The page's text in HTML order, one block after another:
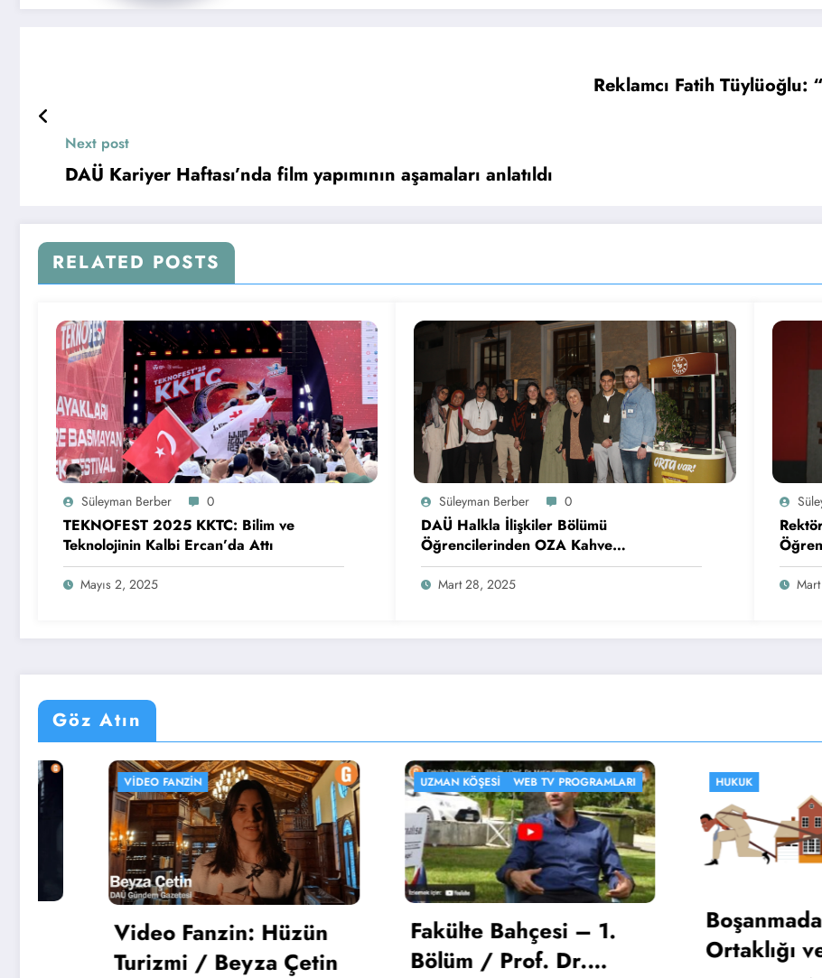
Reklamcı Fatih Tüylüoğlu:
Next post
DAÜ Kariyer Haftası’nda film yapımının aşamaları anlatıldı
RELATED POSTS
Süleyman Berber 0
TEKNOFEST 2025 KKTC: Bilim ve
Teknolojinin Kalbi Ercan’da Attı
Mayıs 2, 2025
Süleyman Berber 0
DAÜ Halkla İlişkiler Bölümü
Öğrencilerinden OZA Kahve
Sponsorluğunda Lezzetli Bir Etkinlik
Mart 28, 2025
Göz Atın
VIDEO FANZIN
Video Fanzin: Hüzün
Turizmi / Beyza Çetin
UZMAN KÖŞESI WEB TV PROGRAMLARI
Fakülte Bahçesi – 1.
Bölüm / Prof. Dr.
HUKUK
Boşanmada Şirket
Ortaklığı ve